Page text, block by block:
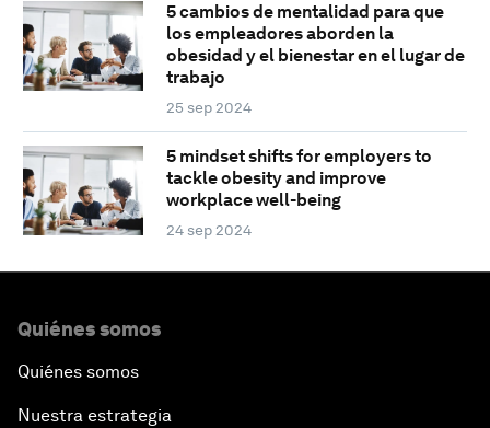
5 cambios de mentalidad para que
los empleadores aborden la
obesidad y el bienestar en el lugar de
trabajo
25 sep 2024
5 mindset shifts for employers to
tackle obesity and improve
workplace well-being
24 sep 2024
Quiénes somos
Quiénes somos
Nuestra estrategia